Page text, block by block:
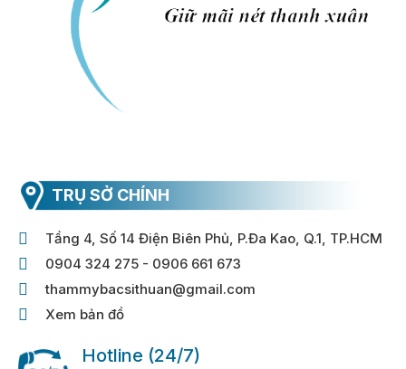
TRỤ SỞ CHÍNH
Tầng 4, Số 14 Điện Biên Phủ, P.Đa Kao, Q.1, TP.HCM
0904 324 275 - 0906 661 673
thammybacsithuan@gmail.com
Xem bản đồ
Hotline (24/7)